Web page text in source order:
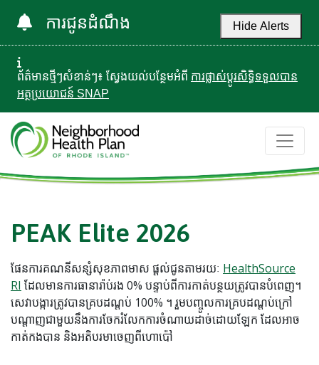
ការជូនដំណឹង Hide Alerts
ព័ត៌មានថ្មីៗសំខាន់ៗ៖ ស្វែងយល់បន្ថែមអំពី ការផ្លាស់ប្តូរសិទ្ធិទទួលបាន
អត្ថប្រយោជន៍ SNAP
PEAK Elite 2026
ផែនការគណនីសន្សំសុខភាពមាស ផ្តល់ជូនតាមរយៈ HealthSource
RI ដែលមានការធានារ៉ាប់រង 0% បន្ទាប់ពីការកាត់បន្ថយត្រូវបានបំពេញ។
សេវាបង្ការត្រូវបានគ្របដណ្តប់ 100% ។ រួមបញ្ចូលការគ្របដណ្តប់ក្រៅ
បណ្តាញជាមួយនឹងការចែករំលែកការចំណាយដាច់ដោយឡែក ដែលអាច
កាត់កងបាន និងអតិបរមាចេញពីហោប៉ៅ